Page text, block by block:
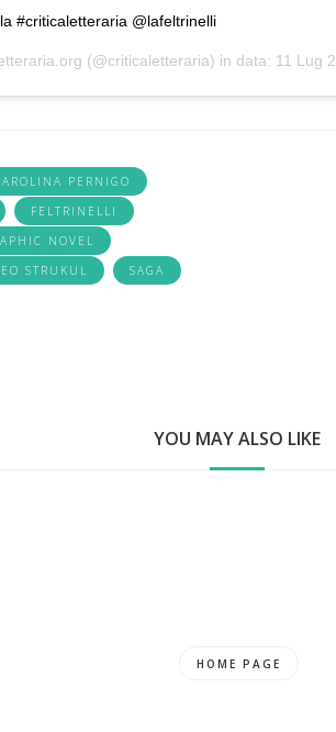
#criticaletteraria @lafeltrinelli
(@criticaletteraria) in data: 11 Lug 2019 alle ore 3:13 PDT
PERNIGO
FELTRINELLI
NOVEL
STRUKUL
SAGA
YOU MAY ALSO LIKE
HOME PAGE